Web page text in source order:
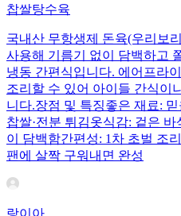
찹쌀탕수육
국내산 무항생제 돈육(우리보
사용해 기름기 없이 담백하고
냉동 간편식입니다. 에어프라
조리할 수 있어 아이들 간식이
니다.장점 및 특징좋은 재료:
찹쌀·전분 튀김옷식감: 겉은
이 담백함간편성: 1차 초벌 조
팬에 살짝 구워내면 완성